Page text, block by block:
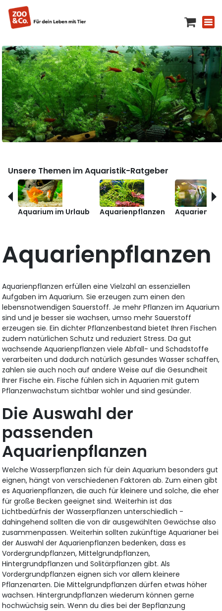
Unsere Themen im Aquaristik-Ratgeber
Aquarium im Urlaub Aquarienpflanzen
Aquarienpflanzen
Aquarienpflanzen erfüllen eine Vielzahl an essenziellen
Aufgaben im Aquarium. Sie erzeugen zum einen den
lebensnotwendigen Sauerstoff. Je mehr Pflanzen im Aquarium
sind und je besser sie wachsen, umso mehr Sauerstoff
erzeugen sie. Ein dichter Pflanzenbestand bietet Ihren Fischen
zudem natürlichen Schutz und reduziert Stress. Da gut
wachsende Aquarienpflanzen viele Abfall- und Schadstoffe
verarbeiten und dadurch natürlich gesundes Wasser schaffen,
zahlen sie auch noch auf andere Weise auf die Gesundheit
Ihrer Fische ein. Fische fühlen sich in Aquarien mit gutem
Pflanzenwachstum sichtbar wohler und sind gesünder.
Die Auswahl der
passenden
Aquarienpflanzen
Welche Wasserpflanzen sich für dein Aquarium besonders gut
eignen, hängt von verschiedenen Faktoren ab. Zum einen gibt
es Aquarienpflanzen, die auch für kleinere und solche, die eher
für große Becken geeignet sind. Weiterhin ist das
Lichtbedürfnis der Wasserpflanzen unterschiedlich -
dahingehend sollten die von dir ausgewählten Gewächse also
zusammenpassen. Weiterhin sollten zukünftige Aquarianer bei
der Auswahl der Aquarienpflanzen bedenken, dass es
Vordergrundpflanzen, Mittelgrundpflanzen,
Hintergrundpflanzen und Solitärpflanzen gibt. Als
Vordergrundpflanzen eignen sich vor allem kleinere
Pflanzenarten. Die Mittelgrundpflanzen dürfen etwas höher
wachsen. Hintergrundpflanzen wiederum können gerne
hochwüchsig sein. Wenn du dies bei der Bepflanzung